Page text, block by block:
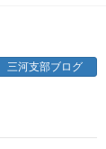
三河支部ブログ